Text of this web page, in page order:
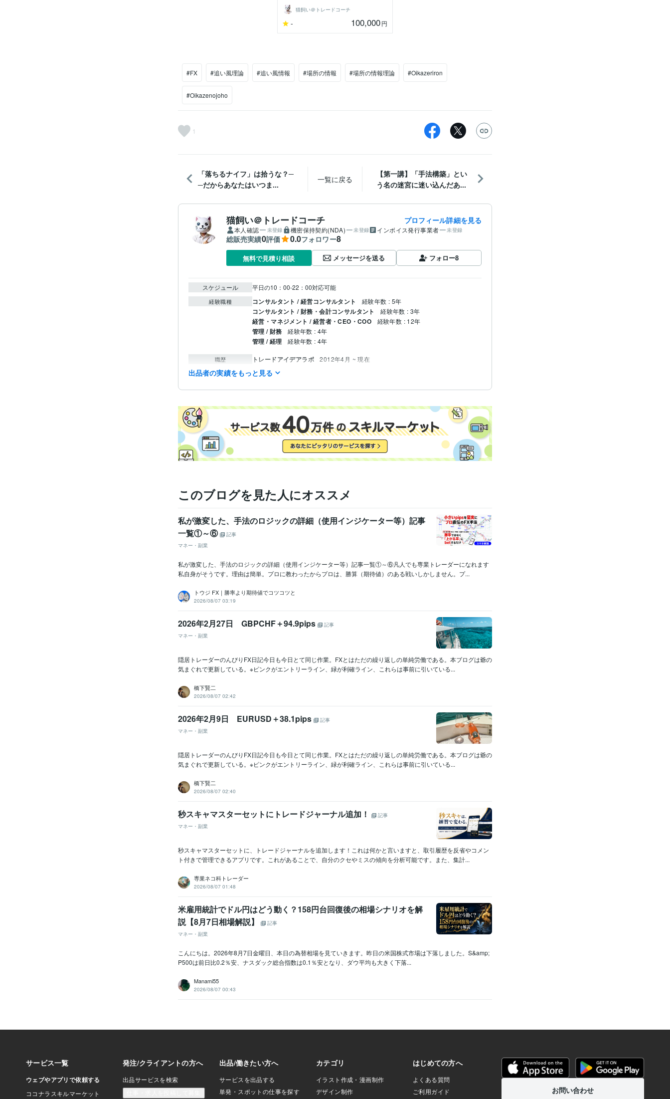
猫飼い＠トレードコーチ
- 100,000円
#FX #追い風理論 #追い風情報 #場所の情報 #場所の情報理論 #Oikazeriron
#Oikazenojoho
1
「落ちるナイフ」は拾うな？─
─だからあなたはいつま...
一覧に戻る
【第一講】「手法構築」とい
う名の迷宮に迷い込んだあ...
猫飼い＠トレードコーチ プロフィール詳細を見る
本人確認 未登録 機密保持契約(NDA) 未登録 インボイス発行事業者 未登録
総販売実績0評価 0.0フォロワー8
無料で見積り相談 メッセージを送る フォロー8
スケジュール 平日の10：00-22：00対応可能
経験職種 コンサルタント / 経営コンサルタント 経験年数 : 5年
コンサルタント / 財務・会計コンサルタント 経験年数 : 3年
経営・マネジメント / 経営者・CEO・COO 経験年数 : 12年
管理 / 財務 経験年数 : 4年
管理 / 経理 経験年数 : 4年
職歴 トレードアイデアラボ 2012年4月 ~ 現在
受賞歴 トレード上達の教科書
を理解する」 トレード特別講義「新NISAで年利35％FIREを目指して」 トレー
ド改善の教科書
30代からの最高の生き方
資格・検定 証券アナリスト 取得年 : 2014年
得意分野 学習指導・資格・キャリア相談 プロトレード
トレード業界
語学力 英語 日常会話レベル
出品者の実績をもっと見る
このブログを見た人にオススメ
私が激変した、手法のロジックの詳細（使用インジケーター等）記事
一覧①～⑥
記事
マネー・副業
私が激変した、手法のロジックの詳細（使用インジケーター等）記事一覧①～⑥凡人でも専業トレーダーになれます
私自身がそうです。理由は簡単。プロに教わったからプロは、勝算（期待値）のある戦いしかしません。プ...
トウジ FX｜勝率より期待値でコツコツと
2026/08/07 03:19
2026年2月27日 GBPCHF＋94.9pips
記事
マネー・副業
隠居トレーダーのんびりFX日記今日も今日とて同じ作業。FXとはただの繰り返しの単純労働である。本ブログは爺の
気まぐれで更新している。※ピンクがエントリーライン、緑が利確ライン、これらは事前に引いている...
橋下賢二
2026/08/07 02:42
2026年2月9日 EURUSD＋38.1pips
記事
マネー・副業
隠居トレーダーのんびりFX日記今日も今日とて同じ作業。FXとはただの繰り返しの単純労働である。本ブログは爺の
気まぐれで更新している。※ピンクがエントリーライン、緑が利確ライン、これらは事前に引いている...
橋下賢二
2026/08/07 02:40
秒スキャマスターセットにトレードジャーナル追加！
記事
マネー・副業
秒スキャマスターセットに、トレードジャーナルを追加します！これは何かと言いますと、取引履歴を反省やコメン
ト付きで管理できるアプリです。これがあることで、自分のクセやミスの傾向を分析可能です。また、集計...
専業ネコ科トレーダー
2026/08/07 01:48
米雇用統計でドル円はどう動く？158円台回復後の相場シナリオを解
説【8月7日相場解説】
記事
マネー・副業
こんにちは。2026年8月7日金曜日、本日の為替相場を見ていきます。昨日の米国株式市場は下落しました。S&amp;
P500は前日比0.2％安、ナスダック総合指数は0.1％安となり、ダウ平均も大きく下落...
Manami55
2026/08/07 00:43